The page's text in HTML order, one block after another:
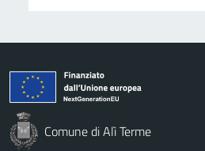
Comune di Alì Terme